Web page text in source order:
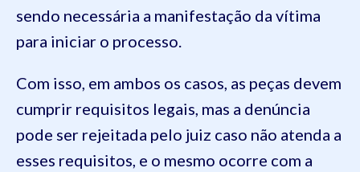
sendo necessária a manifestação da vítima
para iniciar o processo.
Com isso, em ambos os casos, as peças devem
cumprir requisitos legais, mas a denúncia
pode ser rejeitada pelo juiz caso não atenda a
esses requisitos, e o mesmo ocorre com a